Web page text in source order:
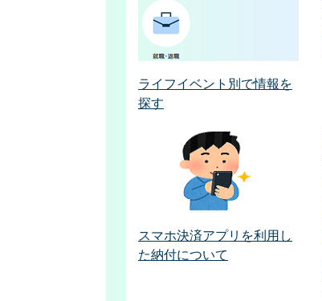
ライフイベント別で情報を
探す
スマホ決済アプリを利用し
た納付について